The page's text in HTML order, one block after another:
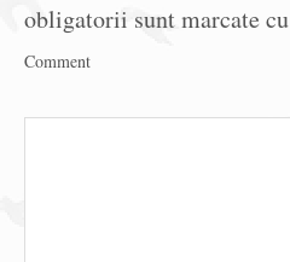
obligatorii sunt marcate cu
Comment